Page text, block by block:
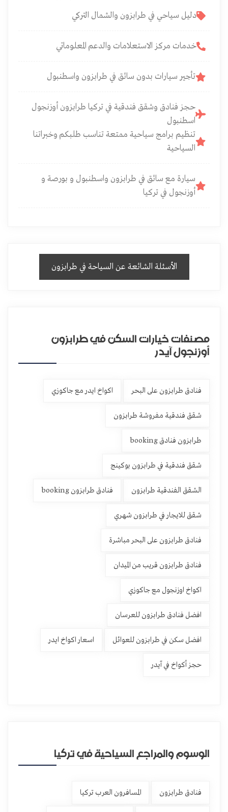
دليل سياحي في طرابزون والشمال التركي
خدمات مركز الاستعلامات والدعم المعلوماتي
تأجير سيارات بدون سائق في طرابزون واسطنبول
حجز فنادق وشقق فندقية في تركيا طرابزون أوزنجول
اسطنبول
تنظيم برامج سياحية ممتعة تناسب طلبكم وخبراتنا
السياحية
سيارة مع سائق في طرابزون واسطنبول و بورصة و
أوزنجول في تركيا
الأسئلة الشائعة عن السياحة في طرابزون
مصنفات خيارات السكن في طرابزون
أوزنجول آيدر
فنادق طرابزون على البحر اكواخ ايدر مع جاكوزي
شقق فندقية مفروشة طرابزون
طرابزون فنادق booking
شقق فندقية في طرابزون بوكينج
الشقق الفندقية طرابزون فنادق طرابزون booking
شقق للايجار في طرابزون شهري
فنادق طرابزون على البحر مباشرة
فنادق طرابزون قريب من الميدان
اكواخ اوزنجول مع جاكوزي
افضل فنادق طرابزون للعرسان
افضل سكن في طرابزون للعوائل اسعار اكواخ ايدر
حجز أكواخ في آيدر
الوسوم والمراجع السياحية في تركيا
فنادق طرابزون المسافرون العرب تركيا